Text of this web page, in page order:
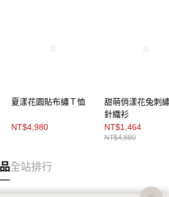
夏漾花園貼布繡Ｔ恤
NT$4,980
甜萌俏漾花兔刺
針織衫
NT$1,464
NT$4,880
全站排行